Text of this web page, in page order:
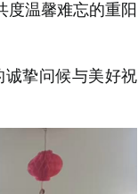
度温馨难忘的重阳
挚问候与美好祝